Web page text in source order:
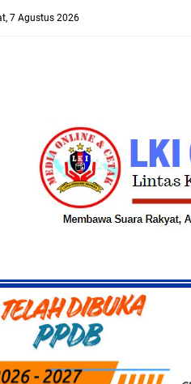
7 Agustus 2026